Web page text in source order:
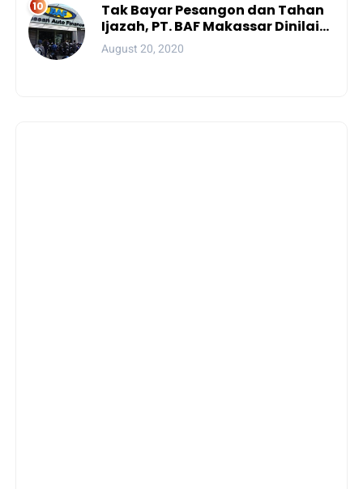
Tak Bayar Pesangon dan Tahan
Ijazah, PT. BAF Makassar Dinilai
Wajib Dibekukan
August 20, 2020